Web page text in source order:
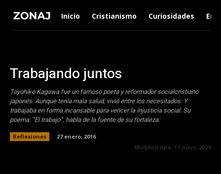
Inicio Cristianismo Curiosidades
Trabajando juntos
Toyohiko Kagawa fue un famoso poeta y reformador socialcristiano
japonés. Aunque tenía mala salud, vivió entre los necesitados. Y
trabajaba en forma incansable para vencer la injusticia social. Su
poema: “El trabajo”, habla de la fuente de su fortaleza:
Reflexiones
27 enero, 2016
Modified date: 17 mayo, 2026